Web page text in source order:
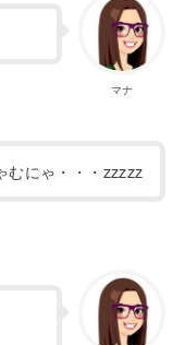
マナ
むにゃ・・・zzzzz